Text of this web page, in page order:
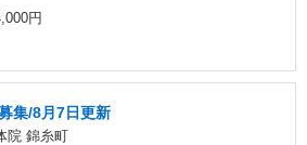
円
集/8月7日更新
院 錦糸町